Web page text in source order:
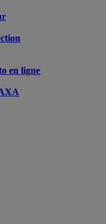
en ligne